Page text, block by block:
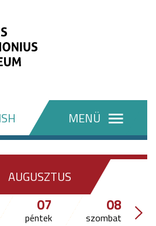
MENÜ
AUGUSZTUS
07
péntek
08
szombat